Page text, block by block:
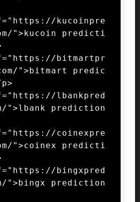
kucoinpre
">kucoin predicti
bitmartpr
">bitmart predic
lbankpred
">lbank prediction
coinexpre
">coinex predicti
bingxpred
">bingx prediction